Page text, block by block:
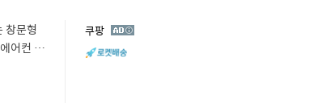
창문형
어컨 N
쿠팡 광
고